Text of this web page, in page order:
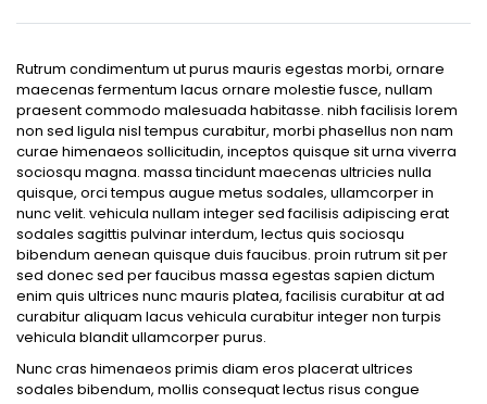
Rutrum condimentum ut purus mauris egestas morbi, ornare
maecenas fermentum lacus ornare molestie fusce, nullam
praesent commodo malesuada habitasse. nibh facilisis lorem
non sed ligula nisl tempus curabitur, morbi phasellus non nam
curae himenaeos sollicitudin, inceptos quisque sit urna viverra
sociosqu magna. massa tincidunt maecenas ultricies nulla
quisque, orci tempus augue metus sodales, ullamcorper in
nunc velit. vehicula nullam integer sed facilisis adipiscing erat
sodales sagittis pulvinar interdum, lectus quis sociosqu
bibendum aenean quisque duis faucibus. proin rutrum sit per
sed donec sed per faucibus massa egestas sapien dictum
enim quis ultrices nunc mauris platea, facilisis curabitur at ad
curabitur aliquam lacus vehicula curabitur integer non turpis
vehicula blandit ullamcorper purus.
Nunc cras himenaeos primis diam eros placerat ultrices
sodales bibendum, mollis consequat lectus risus congue